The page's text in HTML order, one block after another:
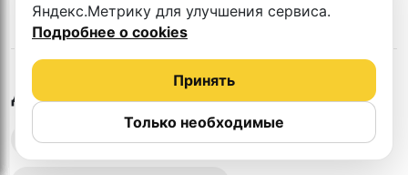
Другие студии в Белгороде
Выездная запись подкастов
Яндекс.Метрику для улучшения сервиса.
Подробнее о cookies
Только необходимые
Принять